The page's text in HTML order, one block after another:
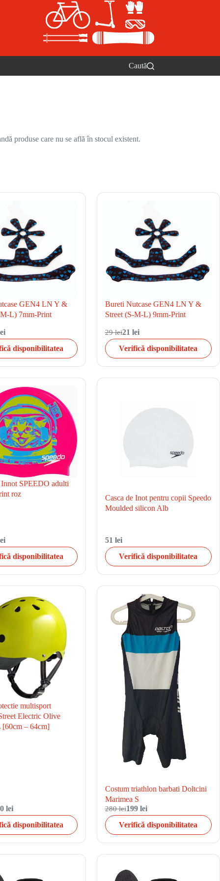
Caută
produse care nu se află în stocul existent.
GEN4 LN Y &
L) 7mm-Print
disponibilitatea
Bureti Nutcase GEN4 LN Y &
Street (S-M-L) 9mm-Print
29 lei21 lei
Verifică disponibilitatea
Innot SPEEDO adulti
roz
disponibilitatea
Casca de Inot pentru copii Speedo
Moulded silicon Alb
51 lei
Verifică disponibilitatea
multisport
Electric Olive
[60cm – 64cm]
lei
disponibilitatea
Costum triathlon barbati Doltcini
Marimea S
280 lei199 lei
Verifică disponibilitatea